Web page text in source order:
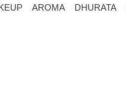
AROMA DHURATA